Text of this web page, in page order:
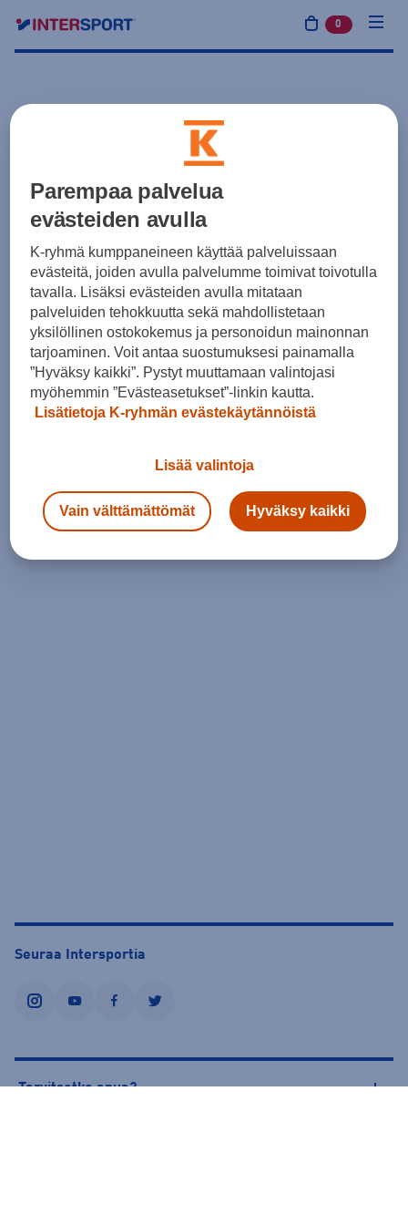
0 tuotetta
Seuraa Intersportia
instagramyoutubefacebooktwitter
Tarvitsetko apua?
Parempaa palvelua
evästeiden avulla
K-ryhmä kumppaneineen käyttää palveluissaan
evästeitä, joiden avulla palvelumme toimivat toivotulla
tavalla. Lisäksi evästeiden avulla mitataan
palveluiden tehokkuutta sekä mahdollistetaan
yksilöllinen ostokokemus ja personoidun mainonnan
tarjoaminen. Voit antaa suostumuksesi painamalla
”Hyväksy kaikki”. Pystyt muuttamaan valintojasi
myöhemmin ”Evästeasetukset”-linkin kautta.
Lisätietoja K-ryhmän evästekäytännöistä
Lisää valintoja
Vain välttämättömät Hyväksy kaikki